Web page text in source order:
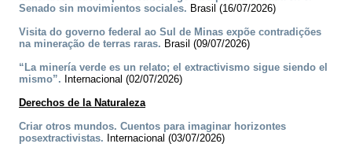
Senado sin movimientos sociales. Brasil (16/07/2026)
Visita do governo federal ao Sul de Minas expõe contradições
na mineração de terras raras. Brasil (09/07/2026)
“La minería verde es un relato; el extractivismo sigue siendo el
mismo”. Internacional (02/07/2026)
Derechos de la Naturaleza
Criar otros mundos. Cuentos para imaginar horizontes
posextractivistas. Internacional (03/07/2026)